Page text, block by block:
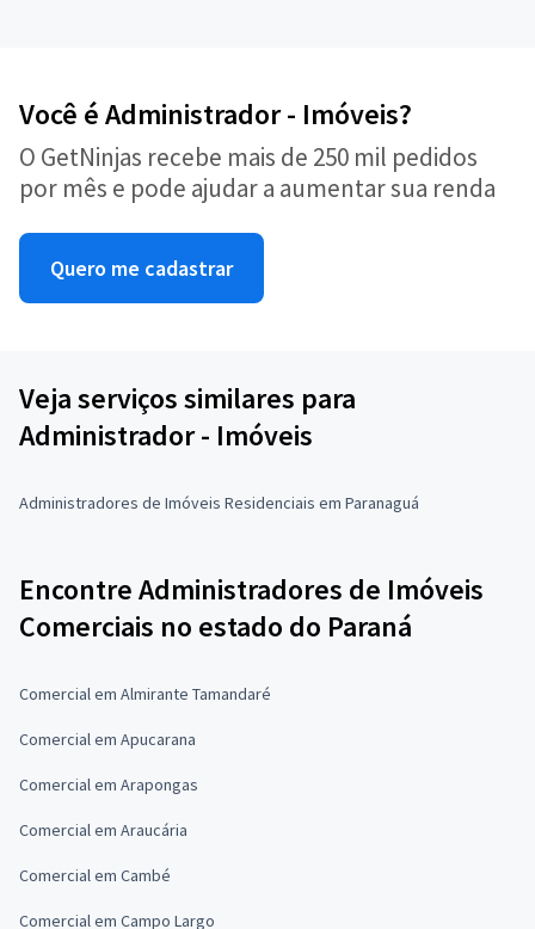
Você é Administrador - Imóveis?
O GetNinjas recebe mais de 250 mil pedidos
por mês e pode ajudar a aumentar sua renda
Quero me cadastrar
Veja serviços similares para
Administrador - Imóveis
Administradores de Imóveis Residenciais em Paranaguá
Encontre Administradores de Imóveis
Comerciais no estado do Paraná
Comercial em Almirante Tamandaré
Comercial em Apucarana
Comercial em Arapongas
Comercial em Araucária
Comercial em Cambé
Comercial em Campo Largo